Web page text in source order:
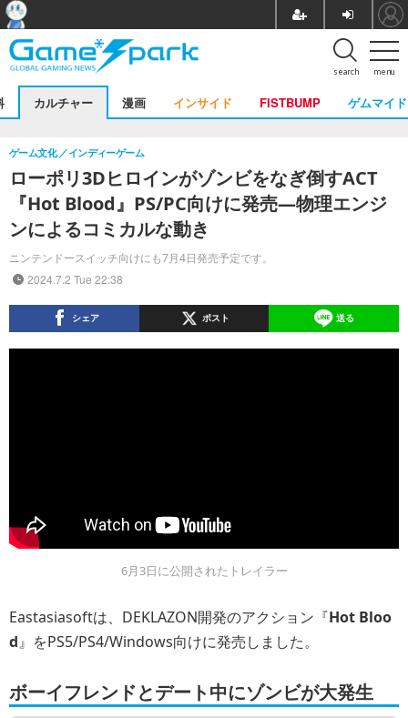
menu
search
カルチャー 漫画 インサイド FISTBUMP ゲムマイド
ローポリ3Dヒロインがゾンビをなぎ倒すACT
『Hot Blood』PS/PC向けに発売―物理エンジ
ンによるコミカルな動き
ニンテンドースイッチ向けにも7月4日発売予定です。
ゲーム文化 インディーゲーム
2024.7.2 Tue 22:38
シェア ポスト 送る
6月3日に公開されたトレイラー
Eastasiasoftは、DEKLAZON開発のアクション『Hot Bloo
d』をPS5/PS4/Windows向けに発売しました。
ボーイフレンドとデート中にゾンビが大発生